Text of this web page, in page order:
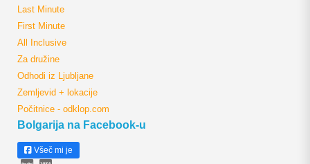
Last Minute
First Minute
All Inclusive
Za družine
Odhodi iz Ljubljane
Zemljevid + lokacije
Počitnice - odklop.com
Bolgarija na Facebook-u
Všeč mi je